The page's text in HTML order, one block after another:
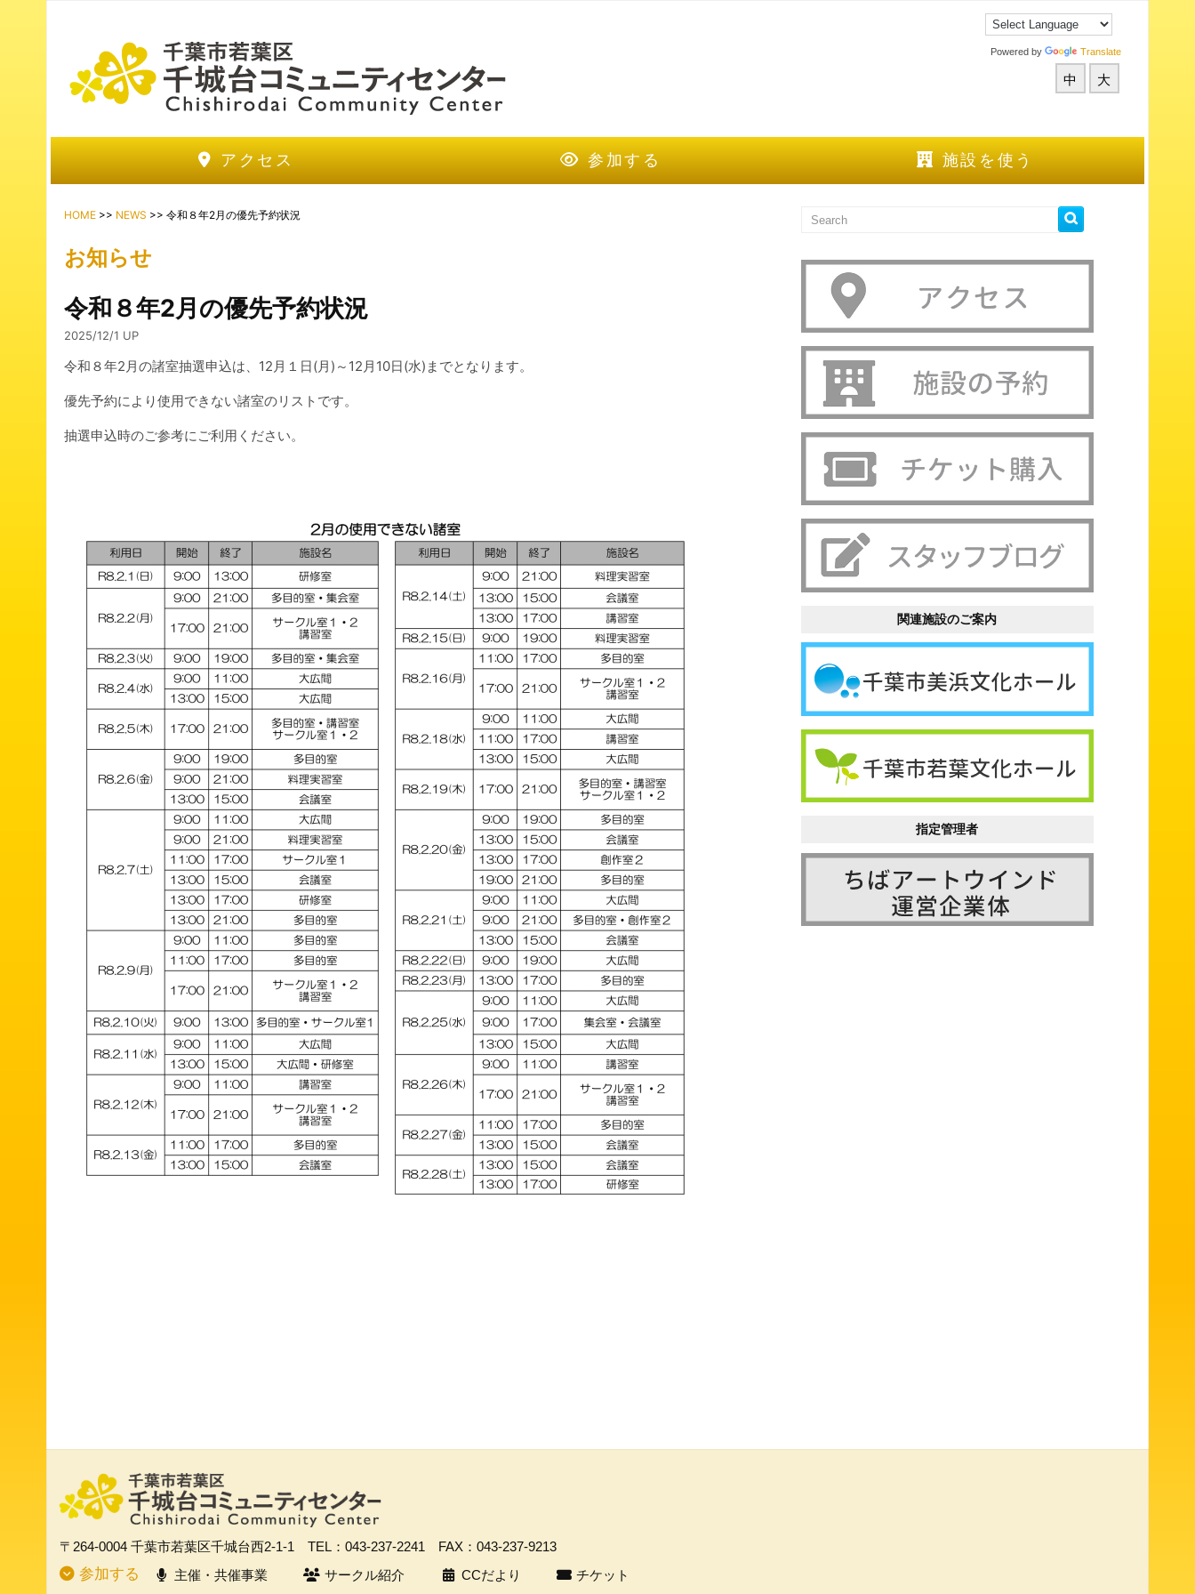
Powered by Translate
中 大
アクセス 参加する 施設を使う
HOME >> NEWS >> 令和８年2月の優先予約状況
お知らせ
令和８年2月の優先予約状況
2025/12/1 UP
令和８年2月の諸室抽選申込は、12月１日(月)～12月10日(水)までとなります。
優先予約により使用できない諸室のリストです。
抽選申込時のご参考にご利用ください。
関連施設のご案内
指定管理者
〒264-0004 千葉市若葉区千城台西2-1-1 TEL：043-237-2241 FAX：043-237-9213
参加する 主催・共催事業 サークル紹介 CCだより チケット